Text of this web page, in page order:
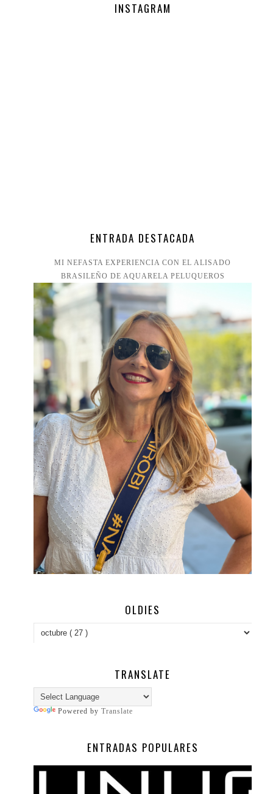
INSTAGRAM
ENTRADA DESTACADA
MI NEFASTA EXPERIENCIA CON EL ALISADO
BRASILEÑO DE AQUARELA PELUQUEROS
OLDIES
TRANSLATE
Powered by Translate
ENTRADAS POPULARES